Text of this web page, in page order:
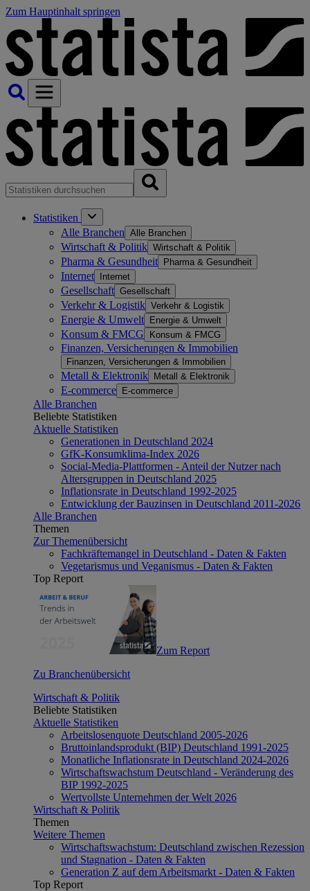
Zum Hauptinhalt springen
Statistiken
Alle Branchen Alle Branchen
Wirtschaft & Politik Wirtschaft & Politik
Pharma & Gesundheit Pharma & Gesundheit
Internet Internet
Gesellschaft Gesellschaft
Verkehr & Logistik Verkehr & Logistik
Energie & Umwelt Energie & Umwelt
Konsum & FMCG Konsum & FMCG
Finanzen, Versicherungen & Immobilien
Finanzen, Versicherungen & Immobilien
Metall & Elektronik Metall & Elektronik
E-commerce E-commerce
Alle Branchen
Beliebte Statistiken
Aktuelle Statistiken
Generationen in Deutschland 2024
GfK-Konsumklima-Index 2026
Social-Media-Plattformen - Anteil der Nutzer nach
Altersgruppen in Deutschland 2025
Inflationsrate in Deutschland 1992-2025
Entwicklung der Bauzinsen in Deutschland 2011-2026
Alle Branchen
Themen
Zur Themenübersicht
Fachkräftemangel in Deutschland - Daten & Fakten
Vegetarismus und Veganismus - Daten & Fakten
Top Report
Zum Report
Zu Branchenübersicht
Wirtschaft & Politik
Beliebte Statistiken
Aktuelle Statistiken
Arbeitslosenquote Deutschland 2005-2026
Bruttoinlandsprodukt (BIP) Deutschland 1991-2025
Monatliche Inflationsrate in Deutschland 2024-2026
Wirtschaftswachstum Deutschland - Veränderung des
BIP 1992-2025
Wertvollste Unternehmen der Welt 2026
Wirtschaft & Politik
Themen
Weitere Themen
Wirtschaftswachstum: Deutschland zwischen Rezession
und Stagnation - Daten & Fakten
Generation Z auf dem Arbeitsmarkt - Daten & Fakten
Top Report